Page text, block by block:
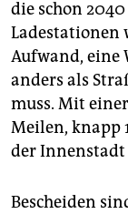
die schon
Ladestationen
Aufwand, eine
anders als
muss. Mit
Meilen, knapp
der Innenstadt
Bescheiden